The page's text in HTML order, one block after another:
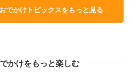
でかけトピックスをもっと見る
かけをもっと楽しむ